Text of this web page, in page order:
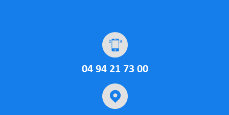
04 94 21 73 00